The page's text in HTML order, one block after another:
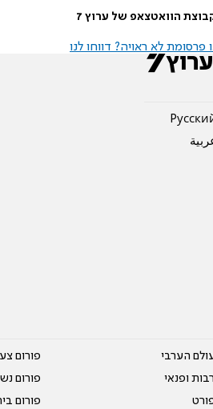
הוואטצאפ של ערוץ 7
לא ראויה? דווחו לנו
הערבי
ופנאי
פורום
פורום
פורום